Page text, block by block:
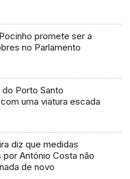
promete ser a
no Parlamento
Porto Santo
uma viatura escada
diz que medidas
por António Costa não
de novo